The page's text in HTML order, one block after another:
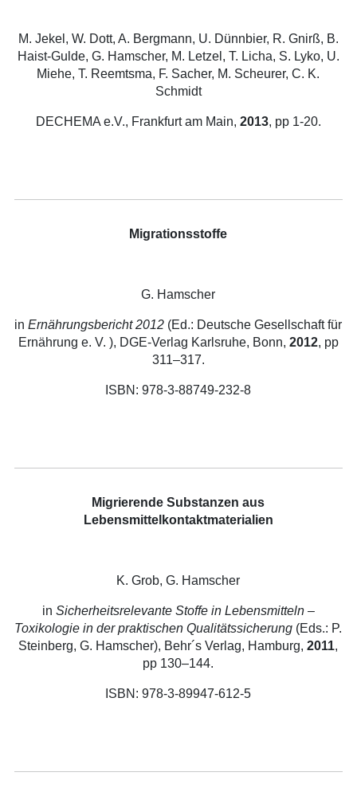
M. Jekel, W. Dott, A. Bergmann, U. Dünnbier, R. Gnirß, B.
Haist-Gulde, G. Hamscher, M. Letzel, T. Licha, S. Lyko, U.
Miehe, T. Reemtsma, F. Sacher, M. Scheurer, C. K.
Schmidt
DECHEMA e.V., Frankfurt am Main, 2013, pp 1-20.
Migrationsstoffe
G. Hamscher
inErnährungsbericht 2012 (Ed.: Deutsche Gesellschaft für
Ernährung e. V. ), DGE-Verlag Karlsruhe, Bonn, 2012, pp
311–317.
ISBN: 978-3-88749-232-8
Migrierende Substanzen aus
Lebensmittelkontaktmaterialien
K. Grob, G. Hamscher
in Sicherheitsrelevante Stoffe in Lebensmitteln –
Toxikologie in der praktischen Qualitätssicherung (Eds.: P.
Steinberg, G. Hamscher), Behr´s Verlag, Hamburg,2011,
pp 130–144.
ISBN: 978-3-89947-612-5